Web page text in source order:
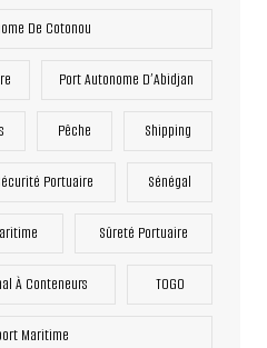
De Cotonou
Port Autonome D’Abidjan
Pêche Shipping
Portuaire Sénégal
Sûreté Portuaire
À Conteneurs TOGO
Maritime